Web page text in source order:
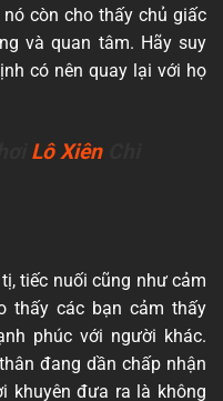
còn cho thấy chủ giấc
và quan tâm. Hãy suy
có nên quay lại với họ
Lô XiênChi
tiếc nuối cũng như cảm
thấy các bạn cảm thấy
phúc với người khác.
đang dần chấp nhận
khuyên đưa ra là không